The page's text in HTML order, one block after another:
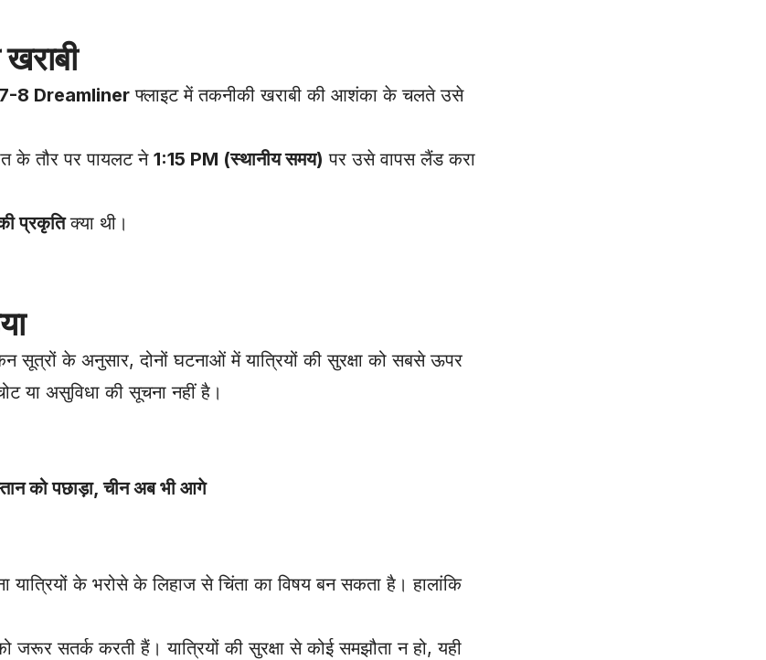
8 Dreamliner फ्लाइट में तकनीकी खराबी की आशंका के चलते उसे
के तौर पर पायलट ने 1:15 PM (स्थानीय समय) पर उसे वापस लैंड करा
प्रकृतिक्या थी।
सूत्रों के अनुसार, दोनों घटनाओं में यात्रियों की सुरक्षा को सबसे ऊपर
या असुविधा की सूचना नहीं है।
को पछाड़ा, चीन अब भी आगे
यात्रियों के भरोसे के लिहाज से चिंता का विषय बन सकता है। हालांकि
सतर्क करती हैं। यात्रियों की सुरक्षा से कोई समझौता न हो, यही